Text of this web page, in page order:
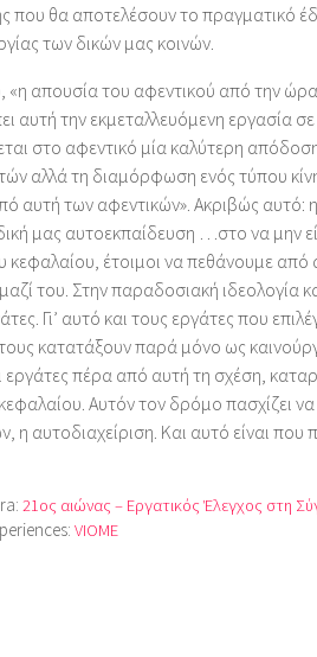
που θα αποτελέσουν το πραγματικό
των δικών μας κοινών.
«η απουσία του αφεντικού από την
αυτή την εκμεταλλευόμενη εργασία σε
στο αφεντικό μία καλύτερη
αλλά τη διαμόρφωση ενός τύπου
αυτή των αφεντικών». Ακριβώς αυτό:
μας αυτοεκπαίδευση …στο να μην
έτοιμοι να πεθάνουμε από
του. Στην παραδοσιακή ιδεολογία
Γι’ αυτό και τους εργάτες που
κατατάξουν παρά μόνο ως
εργάτες πέρα από αυτή τη σχέση,
Αυτόν τον δρόμο πασχίζει να
η αυτοδιαχείριση. Και αυτό είναι
21ος αιώνας – Εργατικός Έλεγχος στη
VIOME